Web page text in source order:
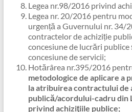
Legea nr.98/2016 privind
Legea nr. 20/2016 pentru
urgență a Guvernului nr. 34/
contractelor de achiziție
concesiune de lucrări
concesiune de servicii;
Hotărârea nr.395/2016
metodologice de aplicare
la atribuirea contractului de
publică/acordului-cadru din
privind achiziţiile publice;